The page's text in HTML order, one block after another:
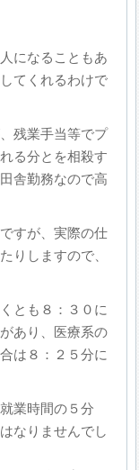
になることもあ
てくれるわけで
残業手当等でプ
る分とを相殺す
舎勤務なので高
すが、実際の仕
りしますので、
とも８：３０に
あり、医療系の
は８：２５分に
業時間の５分
なりませんでし